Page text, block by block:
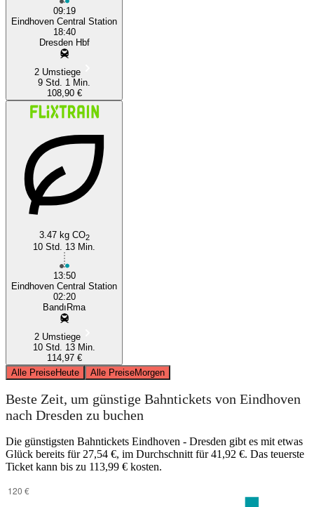
09:19
Eindhoven Central Station
18:40
Dresden Hbf
2 Umstiege
9 Std. 1 Min.
108,90 €
3.47 kg CO2
10 Std. 13 Min.
13:50
Eindhoven Central Station
02:20
BandıRma
2 Umstiege
10 Std. 13 Min.
114,97 €
Alle PreiseHeute Alle PreiseMorgen
Beste Zeit, um günstige Bahntickets von Eindhoven
nach Dresden zu buchen
Die günstigsten Bahntickets Eindhoven - Dresden gibt es mit etwas
Glück bereits für 27,54 €, im Durchschnitt für 41,92 €. Das teuerste
Ticket kann bis zu 113,99 € kosten.